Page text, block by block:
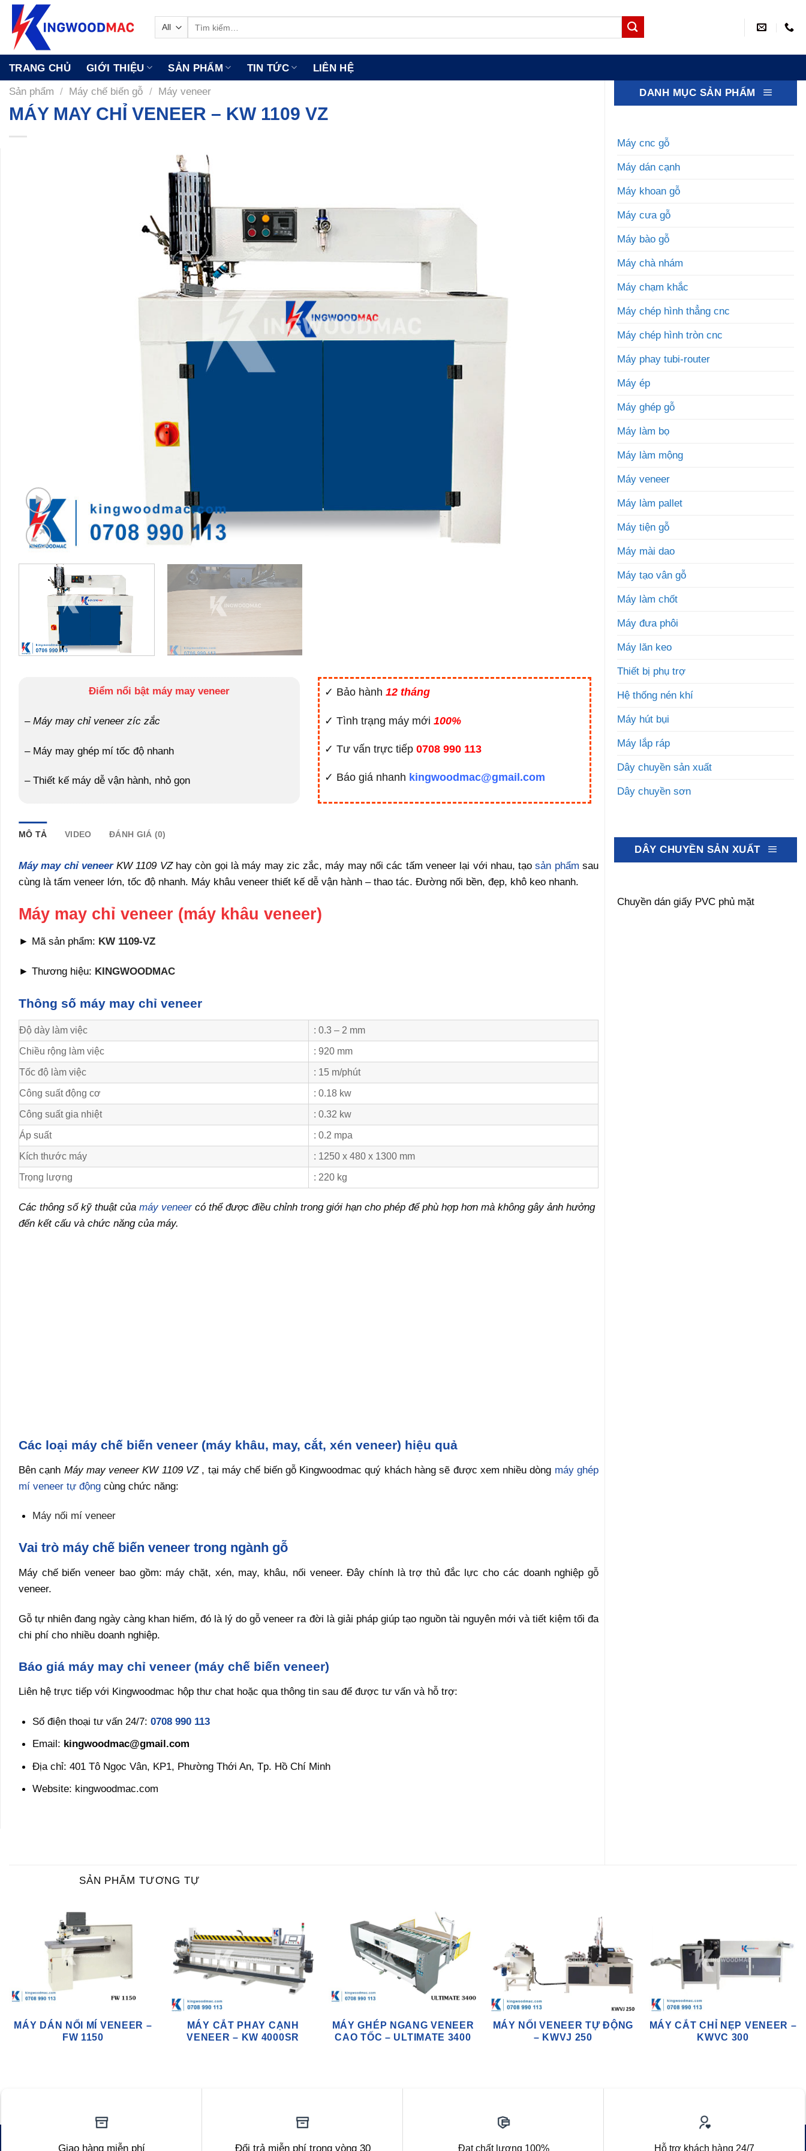
Skip
content
TRANG CHỦ GIỚI THIỆU SẢN PHẨM TIN TỨC
LIÊN HỆ
Sản phẩm / Máy chế biến gỗ / Máy veneer
MÁY MAY CHỈ VENEER – KW 1109 VZ
Điểm nổi bật máy may veneer
– Máy may chỉ veneer zíc zắc
– Máy may ghép mí tốc độ nhanh
– Thiết kế máy dễ vận hành, nhỏ gọn
✓ Bảo hành 12 tháng
✓ Tình trạng máy mới 100%
✓ Tư vấn trực tiếp 0708 990 113
✓ Báo giá nhanh kingwoodmac@gmail.com
MÔ TẢ VIDEO ĐÁNH GIÁ (0)
Máy may chỉ veneer KW 1109 VZhay còn gọi là máy may zic zắc, máy may nối các tấm veneer lại với nhau, tạosản phẩm sau
cùng là tấm veneer lớn, tốc độ nhanh. Máy khâu veneer thiết kế dễ vận hành – thao tác. Đường nối bền, đẹp, khô keo nhanh.
Máy may chỉ veneer (máy khâu veneer)
► Mã sản phẩm: KW 1109-VZ
► Thương hiệu: KINGWOODMAC
Thông số máy may chỉ veneer
Độ dày làm việc : 0.3 – 2 mm
Chiều rộng làm việc : 920 mm
Tốc độ làm việc : 15 m/phút
Công suất động cơ : 0.18 kw
Công suất gia nhiệt : 0.32 kw
Áp suất : 0.2 mpa
Kích thước máy : 1250 x 480 x 1300 mm
Trọng lượng : 220 kg
Các thông số kỹ thuật của máy veneercó thể được điều chỉnh trong giới hạn cho phép để phù hợp hơn mà không gây ảnh hưởng
đến kết cấu và chức năng của máy.
Các loại máy chế biến veneer (máy khâu, may, cắt, xén veneer) hiệu quả
Bên cạnh Máy may veneer KW 1109 VZ , tại máy chế biến gỗ Kingwoodmac quý khách hàng sẽ được xem nhiều dòng máy ghép
mí veneer tự động cùng chức năng:
Máy nối mí veneer
Vai trò máy chế biến veneer trong ngành gỗ
Máy chế biến veneer bao gồm: máy chặt, xén, may, khâu, nối veneer. Đây chính là trợ thủ đắc lực cho các doanh nghiệp gỗ
veneer.
Gỗ tự nhiên đang ngày càng khan hiếm, đó là lý do gỗ veneer ra đời là giải pháp giúp tạo nguồn tài nguyên mới và tiết kiệm tối đa
chi phí cho nhiều doanh nghiệp.
Báo giá máy may chỉ veneer (máy chế biến veneer)
Liên hệ trực tiếp với Kingwoodmac hộp thư chat hoặc qua thông tin sau để được tư vấn và hỗ trợ:
Số điện thoại tư vấn 24/7: 0708 990 113
Email: kingwoodmac@gmail.com
Địa chỉ: 401 Tô Ngọc Vân, KP1, Phường Thới An, Tp. Hồ Chí Minh
Website: kingwoodmac.com
DANH MỤC SẢN PHẨM
Máy cnc gỗ
Máy dán cạnh
Máy khoan gỗ
Máy cưa gỗ
Máy bào gỗ
Máy chà nhám
Máy chạm khắc
Máy chép hình thẳng cnc
Máy chép hình tròn cnc
Máy phay tubi-router
Máy ép
Máy ghép gỗ
Máy làm bọ
Máy làm mộng
Máy veneer
Máy làm pallet
Máy tiện gỗ
Máy mài dao
Máy tạo vân gỗ
Máy làm chốt
Máy đưa phôi
Máy lăn keo
Thiết bị phụ trợ
Hệ thống nén khí
Máy hút bụi
Máy lắp ráp
Dây chuyền sản xuất
Dây chuyền sơn
DÂY CHUYỀN SẢN XUẤT
Chuyền dán giấy PVC phủ mặt
SẢN PHẨM TƯƠNG TỰ
MÁY DÁN NỐI MÍ VENEER –
FW 1150
MÁY CẮT PHAY CẠNH
VENEER – KW 4000SR
MÁY GHÉP NGANG VENEER
CAO TỐC – ULTIMATE 3400
MÁY NỐI VENEER TỰ ĐỘNG
– KWVJ 250
MÁY CẮT CHỈ NẸP VENEER –
KWVC 300
Giao hàng miễn phí Đổi trả miễn phí trong vòng 30 Đạt chất lượng 100% Hỗ trợ khách hàng 24/7